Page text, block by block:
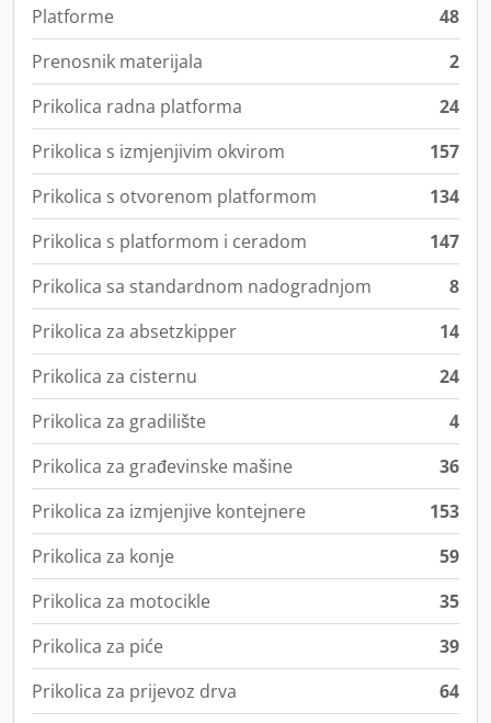
Platforme
48
Prenosnik materijala
2
Prikolica radna platforma
24
Prikolica s izmjenjivim okvirom
157
Prikolica s otvorenom platformom
134
Prikolica s platformom i ceradom
147
Prikolica sa standardnom nadogradnjom
8
Prikolica za absetzkipper
14
Prikolica za cisternu
24
Prikolica za gradilište
4
Prikolica za građevinske mašine
36
Prikolica za izmjenjive kontejnere
153
Prikolica za konje
59
Prikolica za motocikle
35
Prikolica za piće
39
Prikolica za prijevoz drva
64